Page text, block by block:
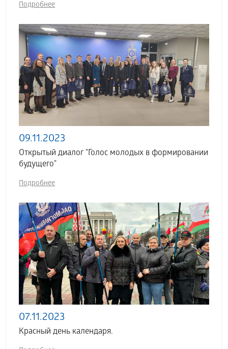
Подробнее
09.11.2023
Открытый диалог "Голос молодых в формировании
будущего"
Подробнее
07.11.2023
Красный день календаря.